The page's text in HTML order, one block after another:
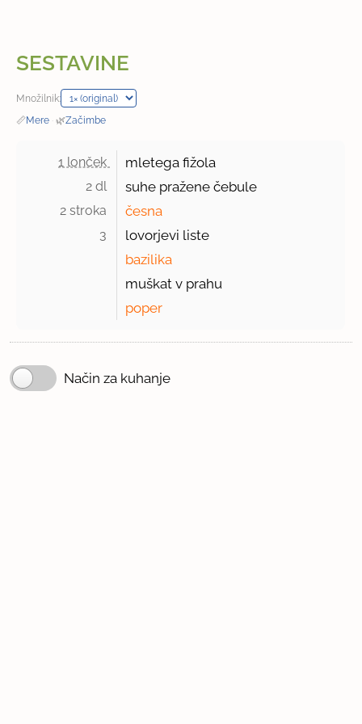
SESTAVINE
Množilnik:
📏Mere · 🌿Začimbe
1 lonček mletega fižola
2 dl suhe pražene čebule
2 stroka česna
3
lovorjevi liste
bazilika
muškat v prahu
poper
Način za kuhanje